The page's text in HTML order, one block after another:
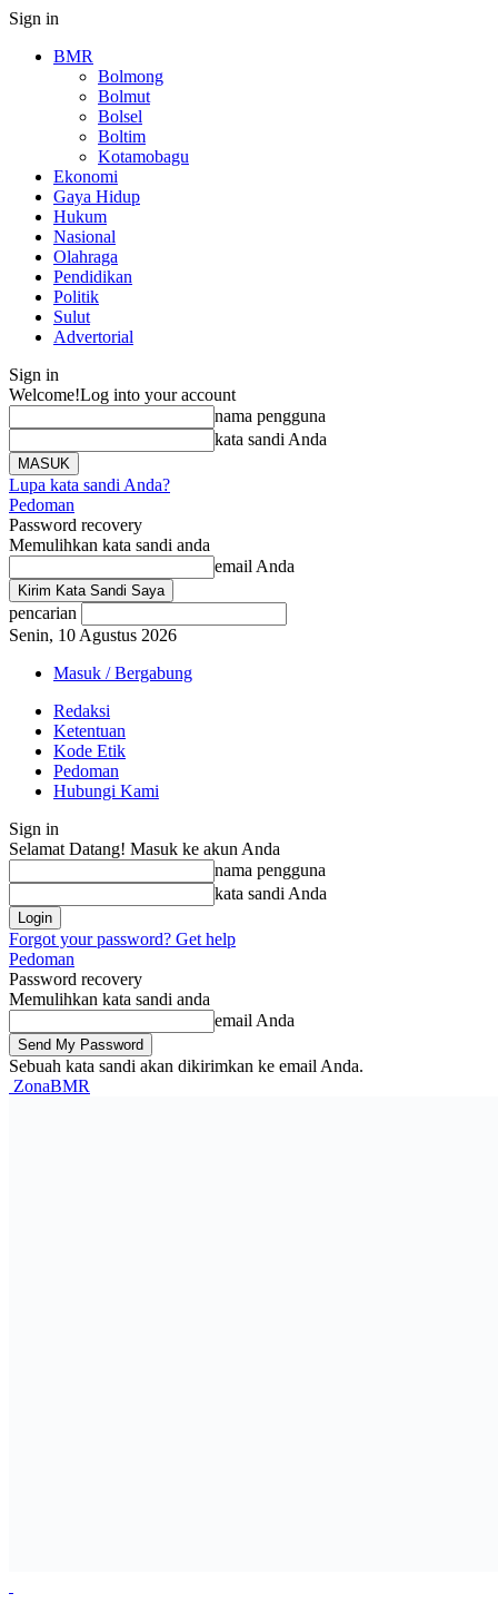
Sign in
BMR
Bolmong
Bolmut
Bolsel
Boltim
Kotamobagu
Ekonomi
Gaya Hidup
Hukum
Nasional
Olahraga
Pendidikan
Politik
Sulut
Advertorial
Sign in
Welcome!Log into your account
nama pengguna
kata sandi Anda
Lupa kata sandi Anda?
Pedoman
Password recovery
Memulihkan kata sandi anda
email Anda
pencarian
Senin, 10 Agustus 2026
Masuk / Bergabung
Redaksi
Ketentuan
Kode Etik
Pedoman
Hubungi Kami
Sign in
Selamat Datang! Masuk ke akun Anda
nama pengguna
kata sandi Anda
Forgot your password? Get help
Pedoman
Password recovery
Memulihkan kata sandi anda
email Anda
Sebuah kata sandi akan dikirimkan ke email Anda.
ZonaBMR